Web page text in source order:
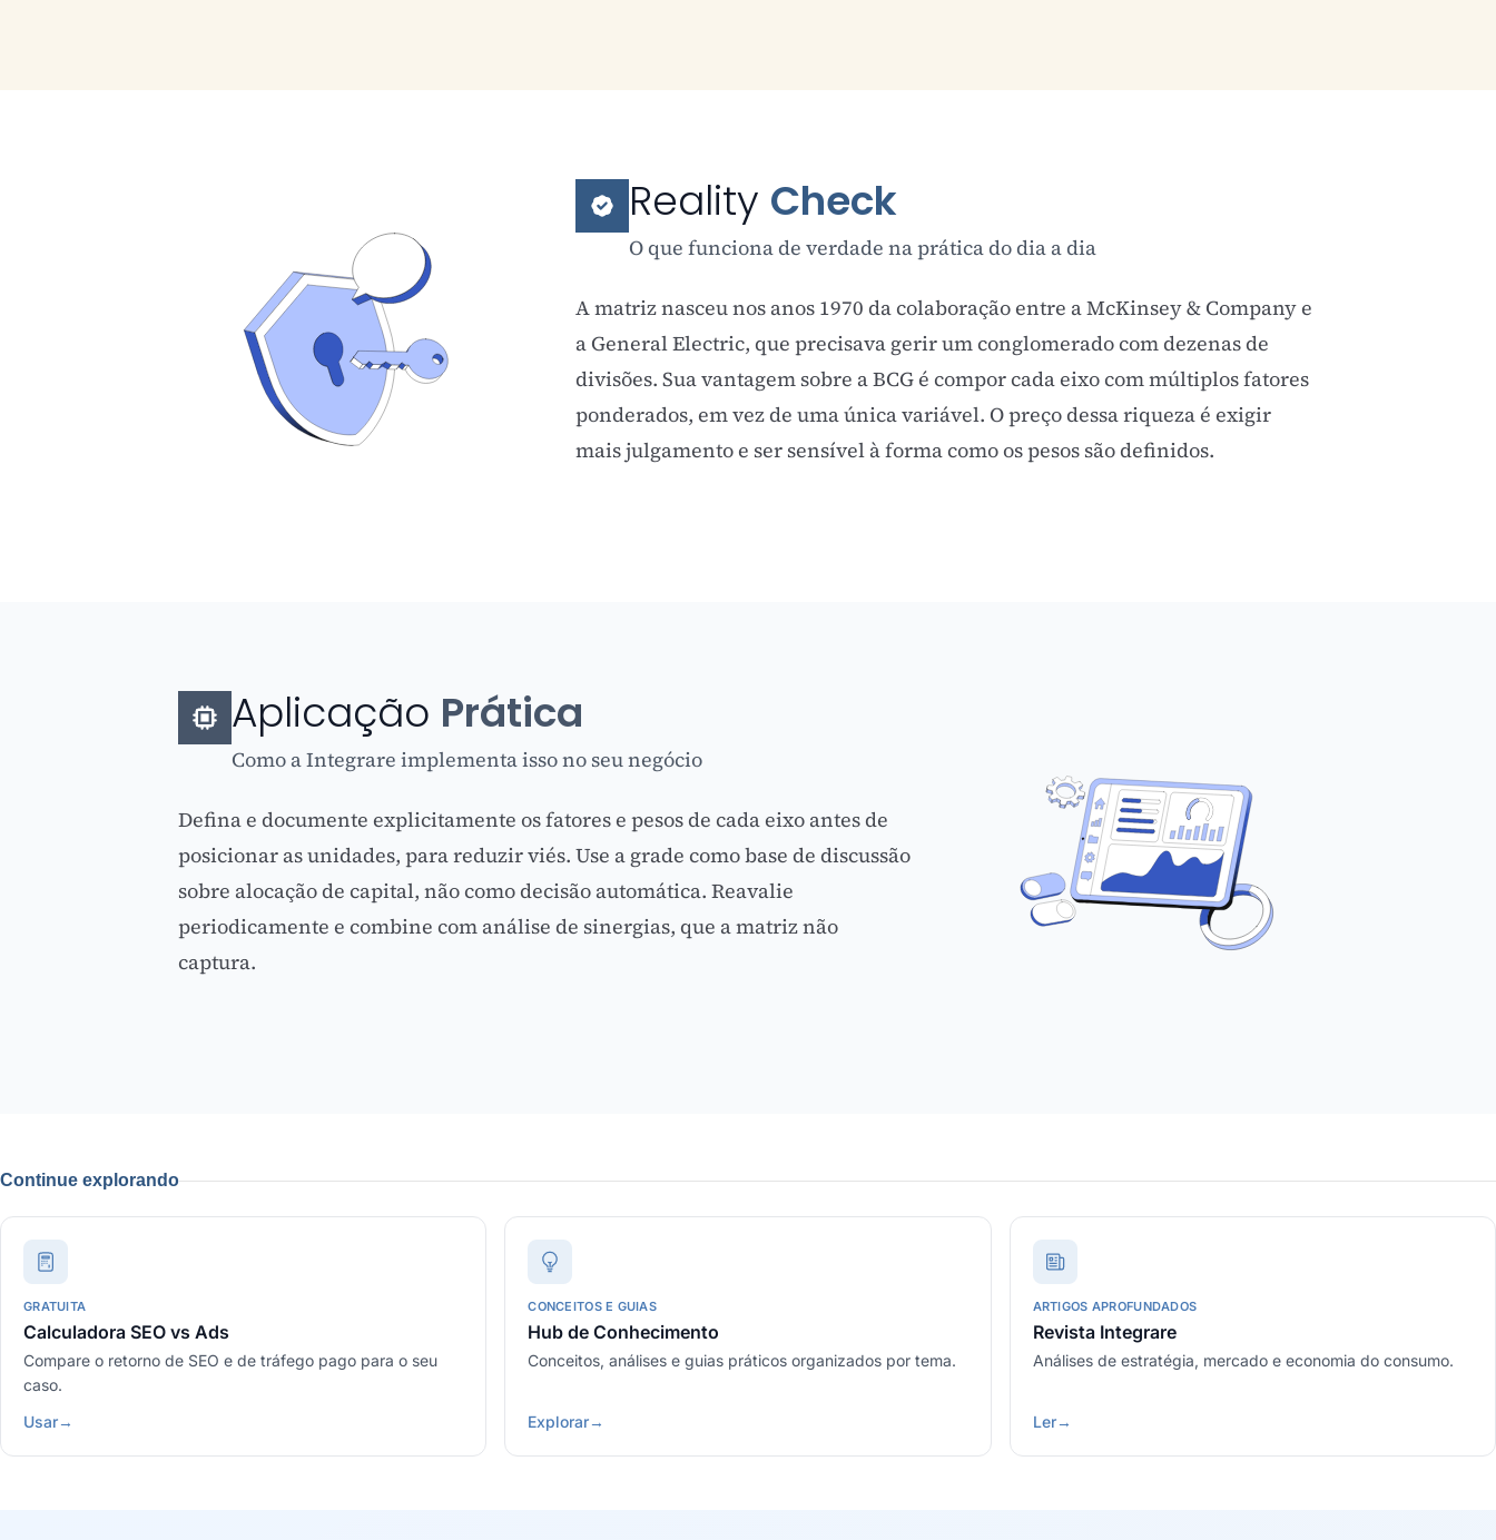
Reality Check
O que funciona de verdade na prática do dia a dia
A matriz nasceu nos anos 1970 da colaboração entre a McKinsey & Company e
a General Electric, que precisava gerir um conglomerado com dezenas de
divisões. Sua vantagem sobre a BCG é compor cada eixo com múltiplos fatores
ponderados, em vez de uma única variável. O preço dessa riqueza é exigir
mais julgamento e ser sensível à forma como os pesos são definidos.
Aplicação Prática
Como a Integrare implementa isso no seu negócio
Defina e documente explicitamente os fatores e pesos de cada eixo antes de
posicionar as unidades, para reduzir viés. Use a grade como base de discussão
sobre alocação de capital, não como decisão automática. Reavalie
periodicamente e combine com análise de sinergias, que a matriz não
captura.
Continue explorando
GRATUITA
Calculadora SEO vs Ads
Compare o retorno de SEO e de tráfego pago para o seu
caso.
Usar→
CONCEITOS E GUIAS
Hub de Conhecimento
Conceitos, análises e guias práticos organizados por tema.
Explorar→
ARTIGOS APROFUNDADOS
Revista Integrare
Análises de estratégia, mercado e economia do consumo.
Ler→